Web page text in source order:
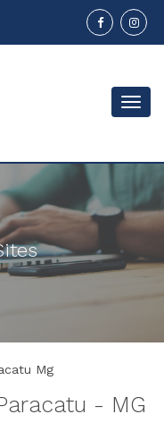
Menu
Mg
- MG